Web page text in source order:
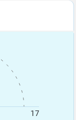
17